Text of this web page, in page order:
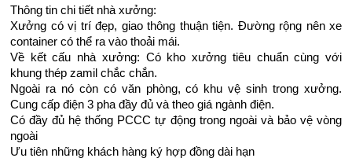
Thông tin chi tiết nhà xưởng:
Xưởng có vị trí đẹp, giao thông thuận tiện. Đường rộng nên xe
container có thể ra vào thoải mái.
Về kết cấu nhà xưởng: Có kho xưởng tiêu chuẩn cùng với
khung thép zamil chắc chắn.
Ngoài ra nó còn có văn phòng, có khu vệ sinh trong xưởng.
Cung cấp điện 3 pha đầy đủ và theo giá ngành điện.
Có đầy đủ hệ thống PCCC tự động trong ngoài và bảo vệ vòng
ngoài
Ưu tiên những khách hàng ký hợp đồng dài hạn